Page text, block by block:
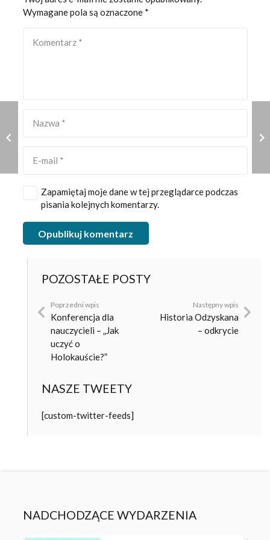
Wymagane pola są oznaczone *
Zapamiętaj moje dane w tej przeglądarce podczas
pisania kolejnych komentarzy.
Opublikuj komentarz
POZOSTAŁE POSTY
Poprzedni wpis
Konferencja dla
nauczycieli – „Jak
uczyć o
Holokauście?”
Następny wpis
Historia Odzyskana
– odkrycie
NASZE TWEETY
[custom-twitter-feeds]
NADCHODZĄCE WYDARZENIA